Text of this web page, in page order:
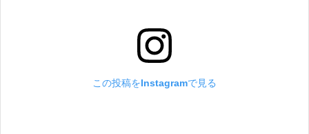
この投稿をInstagramで見る